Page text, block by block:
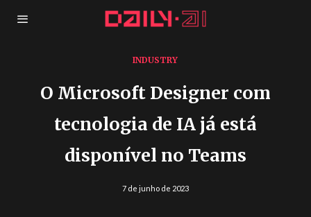
INDUSTRY
O Microsoft Designer com
tecnologia de IA já está
disponível no Teams
7 de junho de 2023